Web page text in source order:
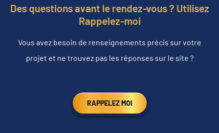
Des questions avant le rendez-vous ? Utilisez
Rappelez-moi
Vous avez besoin de renseignements précis sur votre
projet et ne trouvez pas les réponses sur le site ?
RAPPELEZ MOI